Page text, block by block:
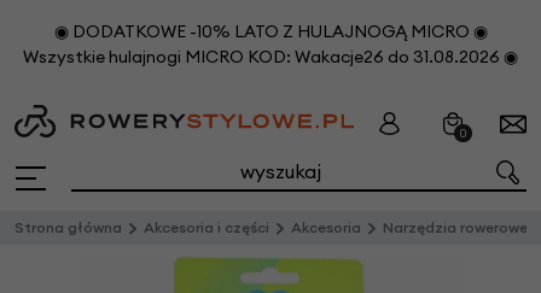
◉ DODATKOWE -10% LATO Z HULAJNOGĄ MICRO ◉
Wszystkie hulajnogi MICRO KOD: Wakacje26 do 31.08.2026 ◉
0
Strona główna Akcesoria i części Akcesoria Narzędzia rowerowe